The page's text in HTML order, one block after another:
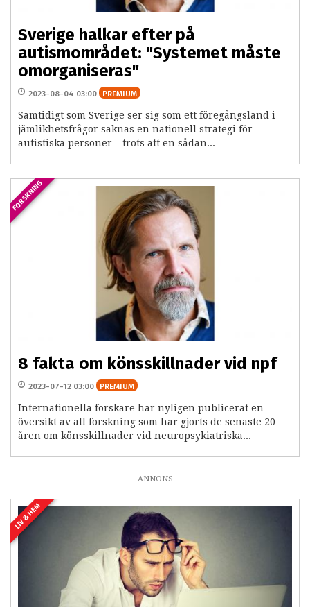
Sverige halkar efter på
autismområdet: "Systemet måste
omorganiseras"
2023-08-04 03:00 PREMIUM
Samtidigt som Sverige ser sig som ett föregångsland i
jämlikhetsfrågor saknas en nationell strategi för
autistiska personer – trots att en sådan...
FORSKNING
8 fakta om könsskillnader vid npf
2023-07-12 03:00 PREMIUM
Internationella forskare har nyligen publicerat en
översikt av all forskning som har gjorts de senaste 20
åren om könsskillnader vid neuropsykiatriska...
ANNONS
LIV & HEM